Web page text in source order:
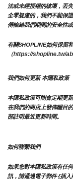
法或未經授權的破壞，丟
全零疑慮的，我們不能保
傳輸給我們期間的安全性
有關SHOPLINE如何保留
（https://shopline.tw/
我們如何更新 本隱私政策
本隱私政策可能會定期更
在我們的商店上發佈醒目
部註明最近更新時間。
如何聯繫我們
如果您對本隱私政策有任
訊，請通過電子郵件 {插入